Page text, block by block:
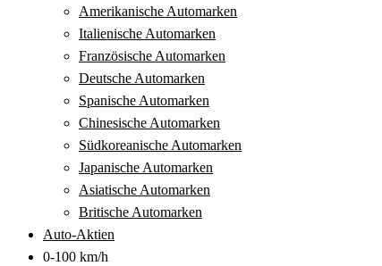
Amerikanische Automarken
Italienische Automarken
Französische Automarken
Deutsche Automarken
Spanische Automarken
Chinesische Automarken
Südkoreanische Automarken
Japanische Automarken
Asiatische Automarken
Britische Automarken
Auto-Aktien
0-100 km/h